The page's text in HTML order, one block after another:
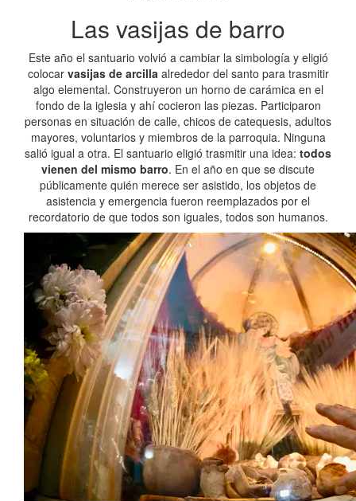
Las vasijas de barro
Este año el santuario volvió a cambiar la simbología y eligió
colocar vasijas de arcillaalrededor del santo para trasmitir
algo elemental. Construyeron un horno de carámica en el
fondo de la iglesia y ahí cocieron las piezas. Participaron
personas en situación de calle, chicos de catequesis, adultos
mayores, voluntarios y miembros de la parroquia. Ninguna
salió igual a otra. El santuario eligió trasmitir una idea: todos
vienen del mismo barro. En el año en que se discute
públicamente quién merece ser asistido, los objetos de
asistencia y emergencia fueron reemplazados por el
recordatorio de que todos son iguales, todos son humanos.